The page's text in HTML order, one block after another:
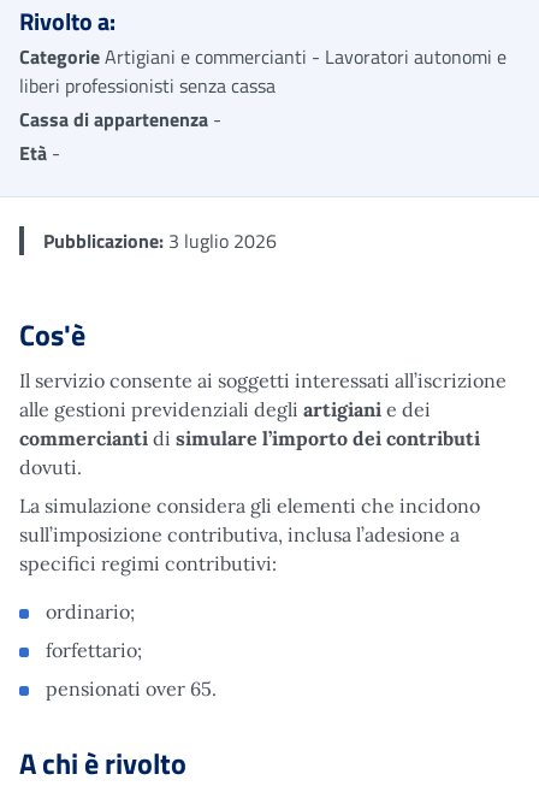
Rivolto a:
CategorieArtigiani e commercianti - Lavoratori autonomi e
liberi professionisti senza cassa
Cassa di appartenenza -
Età -
Pubblicazione: 3 luglio 2026
Cos'è
Il servizio consente ai soggetti interessati all’iscrizione
alle gestioni previdenziali degli artigiani e dei
commercianti di simulare l’importo dei contributi
dovuti.
La simulazione considera gli elementi che incidono
sull’imposizione contributiva, inclusa l’adesione a
specifici regimi contributivi:
ordinario;
forfettario;
pensionati over 65.
A chi è rivolto